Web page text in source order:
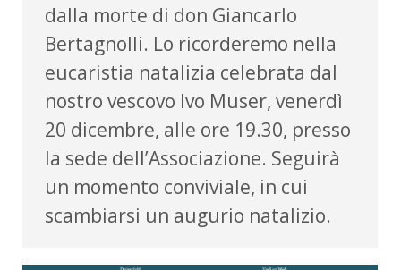
dalla morte di don Giancarlo
Bertagnolli. Lo ricorderemo nella
eucaristia natalizia celebrata dal
nostro vescovo Ivo Muser, venerdì
20 dicembre, alle ore 19.30, presso
la sede dell’Associazione. Seguirà
un momento conviviale, in cui
scambiarsi un augurio natalizio.